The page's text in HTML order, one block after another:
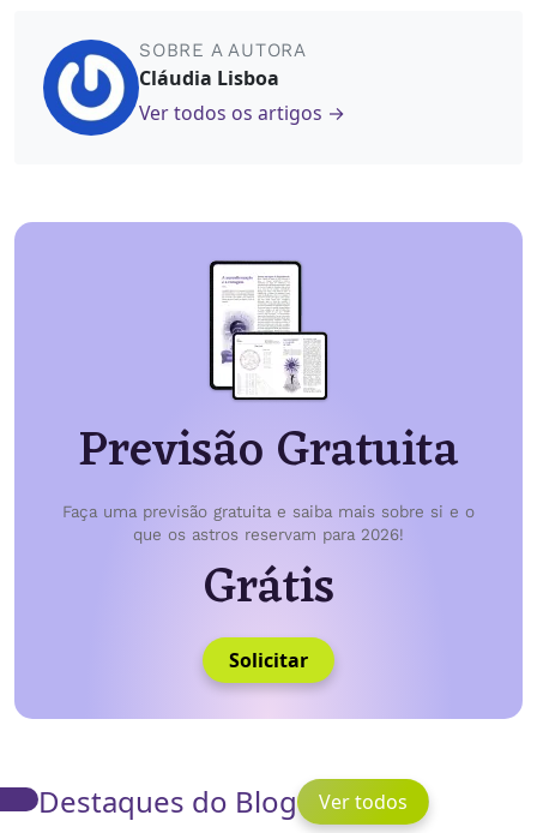
SOBRE A AUTORA
Cláudia Lisboa
Ver todos os artigos →
Previsão Gratuita
Faça uma previsão gratuita e saiba mais sobre si e o
que os astros reservam para 2026!
Grátis
Solicitar
Destaques do Blog Ver todos